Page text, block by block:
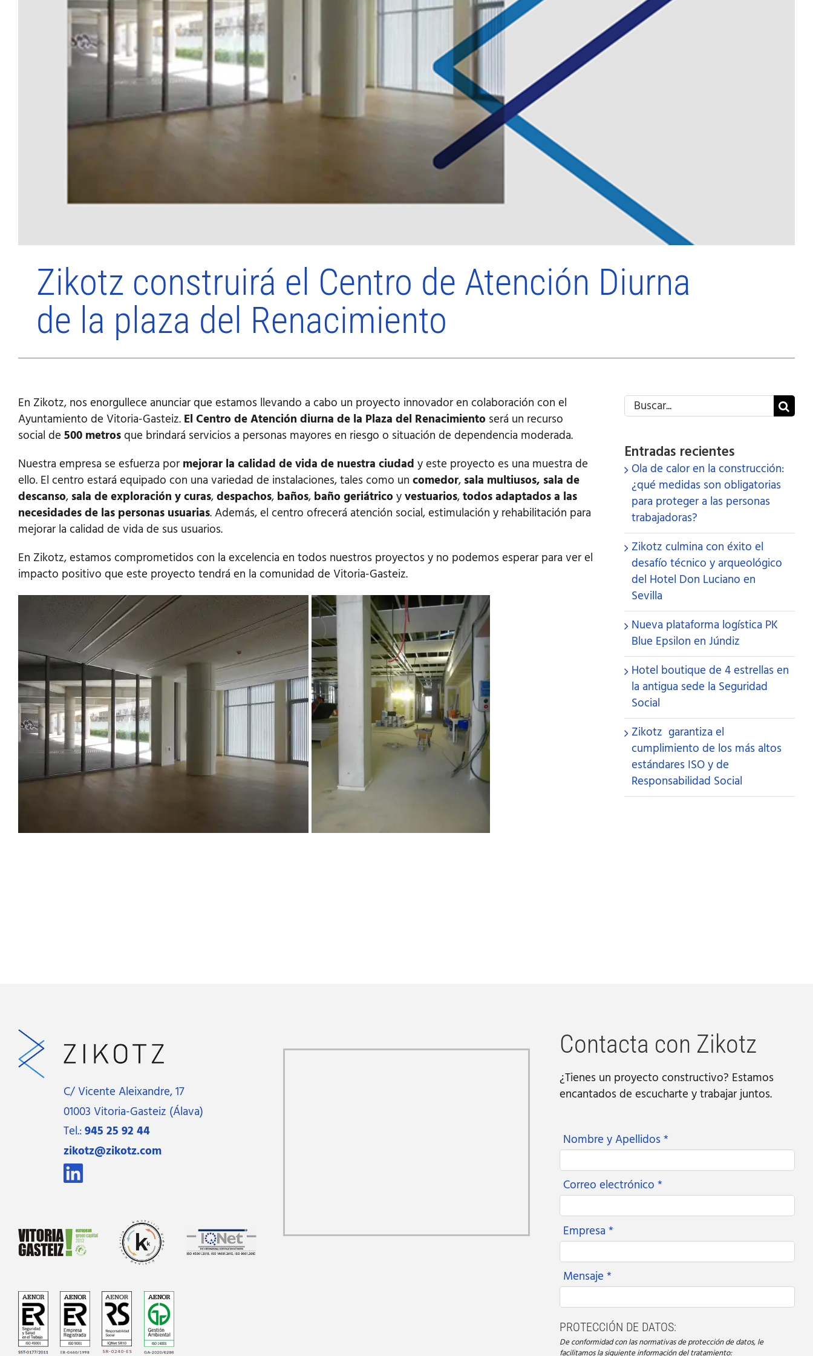
Zikotz construirá el Centro de Atención Diurna
de la plaza del Renacimiento
En Zikotz, nos enorgullece anunciar que estamos llevando a cabo un proyecto innovador en colaboración con el
Ayuntamiento de Vitoria-Gasteiz. El Centro de Atención diurna de la Plaza del Renacimiento será un recurso
social de 500 metrosque brindará servicios a personas mayores en riesgo o situación de dependencia moderada.
Nuestra empresa se esfuerza por mejorar la calidad de vida de nuestra ciudad y este proyecto es una muestra de
ello. El centro estará equipado con una variedad de instalaciones, tales como un comedor, sala multiusos, sala de
descanso, sala de exploración y curas,despachos, baños, baño geriátrico yvestuarios,todos adaptados a las
necesidades de las personas usuarias. Además, el centro ofrecerá atención social, estimulación y rehabilitación para
mejorar la calidad de vida de sus usuarios.
En Zikotz, estamos comprometidos con la excelencia en todos nuestros proyectos y no podemos esperar para ver el
impacto positivo que este proyecto tendrá en la comunidad de Vitoria-Gasteiz.
Buscar:
Entradas recientes
Ola de calor en la construcción:
¿qué medidas son obligatorias
para proteger a las personas
trabajadoras?
Zikotz culmina con éxito el
desafío técnico y arqueológico
del Hotel Don Luciano en
Sevilla
Nueva plataforma logística PK
Blue Epsilon en Júndiz
Hotel boutique de 4 estrellas en
la antigua sede la Seguridad
Social
Zikotz garantiza el
cumplimiento de los más altos
estándares ISO y de
Responsabilidad Social
C/ Vicente Aleixandre, 17
01003 Vitoria-Gasteiz (Álava)
Tel.:945 25 92 44
zikotz@zikotz.com
SR-0240-ES
Contacta con Zikotz
¿Tienes un proyecto constructivo? Estamos
encantados de escucharte y trabajar juntos.
Nombre y Apellidos *
Correo electrónico *
Empresa *
Mensaje *
PROTECCIÓN DE DATOS:
De conformidad con las normativas de protección de datos, le
facilitamos la siguiente información del tratamiento: